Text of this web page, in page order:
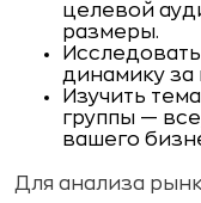
целевой
размеры.
динамику за
Изучить
группы —
вашего
Для анализа